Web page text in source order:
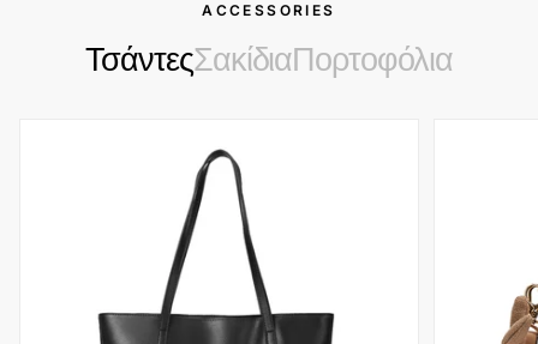
ACCESSORIES
ΤσάντεςΣακίδιαΠορτοφόλια